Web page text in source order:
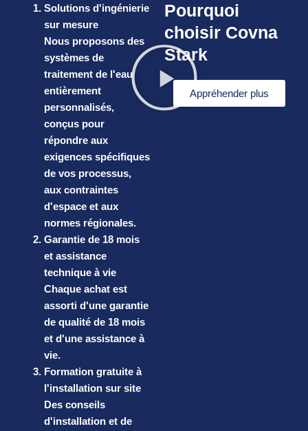
Solutions d'ingénierie
sur mesure
Nous proposons des
systèmes de
traitement de l'eau
entièrement
personnalisés,
conçus pour
répondre aux
exigences spécifiques
de vos processus,
aux contraintes
d'espace et aux
normes régionales.
Garantie de 18 mois
et assistance
technique à vie
Chaque achat est
assorti d'une garantie
de qualité de 18 mois
et d'une assistance à
vie.
Formation gratuite à
l'installation sur site
Des conseils
d'installation et de
Pourquoi
choisir Covna
Stark
Appréhender plus